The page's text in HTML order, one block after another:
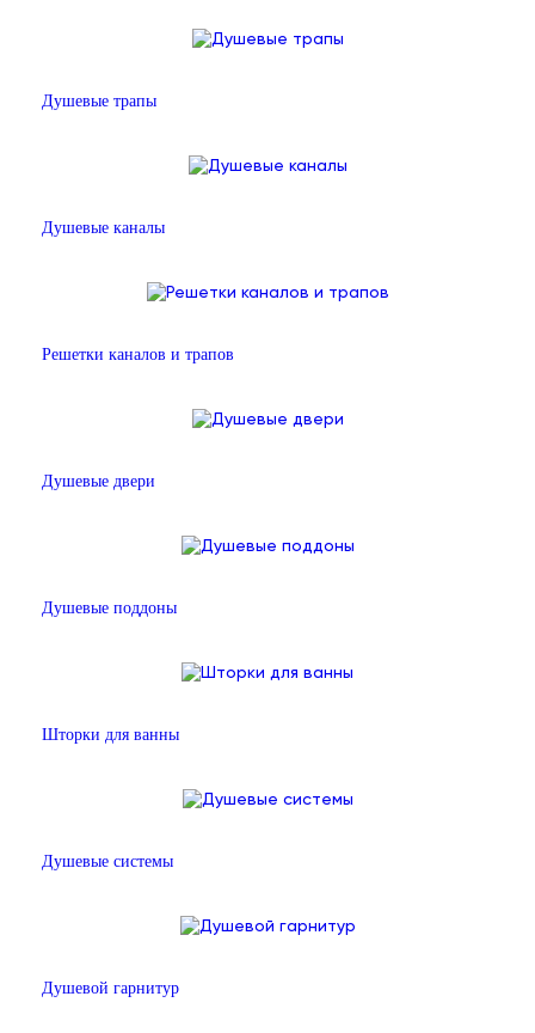
Душевые трапы
Душевые каналы
Решетки каналов и трапов
Душевые двери
Душевые поддоны
Шторки для ванны
Душевые системы
Душевой гарнитур